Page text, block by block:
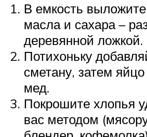
В емкость
масла и сахара –
деревянной ложкой.
Потихоньку
сметану, затем
мед.
Покрошите хлопья
вас методом